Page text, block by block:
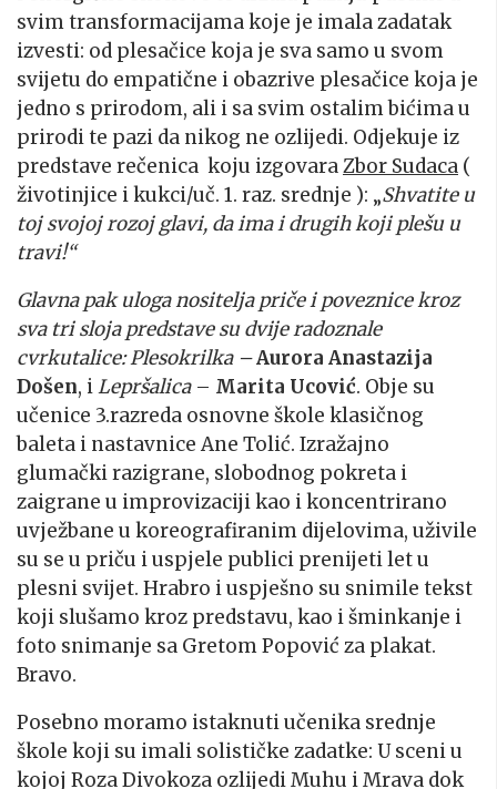
svim transformacijama koje je imala zadatak
izvesti: od plesačice koja je sva samo u svom
svijetu do empatične i obazrive plesačice koja je
jedno s prirodom, ali i sa svim ostalim bićima u
prirodi te pazi da nikog ne ozlijedi. Odjekuje iz
predstave rečenica koju izgovaraZbor Sudaca (
životinjice i kukci/uč. 1. raz. srednje ): „Shvatite u
toj svojoj rozoj glavi, da ima i drugih koji plešu u
travi!“
Glavna pak uloga nositelja priče i poveznice kroz
sva tri sloja predstave su dvije radoznale
cvrkutalice: Plesokrilka –Aurora Anastazija
Došen, iLepršalica– Marita Ucović. Obje su
učenice 3.razreda osnovne škole klasičnog
baleta i nastavnice Ane Tolić. Izražajno
glumački razigrane, slobodnog pokreta i
zaigrane u improvizaciji kao i koncentrirano
uvježbane u koreografiranim dijelovima, uživile
su se u priču i uspjele publici prenijeti let u
plesni svijet. Hrabro i uspješno su snimile tekst
koji slušamo kroz predstavu, kao i šminkanje i
foto snimanje sa Gretom Popović za plakat.
Bravo.
Posebno moramo istaknuti učenika srednje
škole koji su imali solističke zadatke: U sceni u
kojoj Roza Divokoza ozlijedi Muhu i Mrava dok